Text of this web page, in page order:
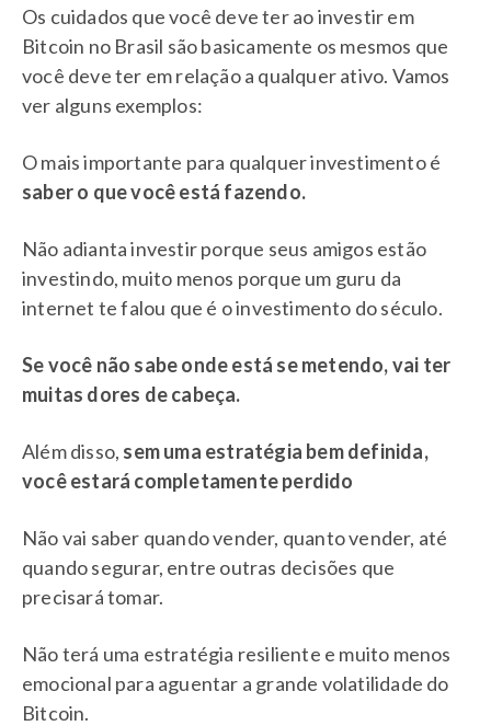
Os cuidados que você deve ter ao investir em
Bitcoin no Brasil são basicamente os mesmos que
você deve ter em relação a qualquer ativo. Vamos
ver alguns exemplos:
O mais importante para qualquer investimento é
saber o que você está fazendo.
Não adianta investir porque seus amigos estão
investindo, muito menos porque um guru da
internet te falou que é o investimento do século.
Se você não sabe onde está se metendo, vai ter
muitas dores de cabeça.
Além disso, sem uma estratégia bem definida,
você estará completamente perdido
Não vai saber quando vender, quanto vender, até
quando segurar, entre outras decisões que
precisará tomar.
Não terá uma estratégia resiliente e muito menos
emocional para aguentar a grande volatilidade do
Bitcoin.